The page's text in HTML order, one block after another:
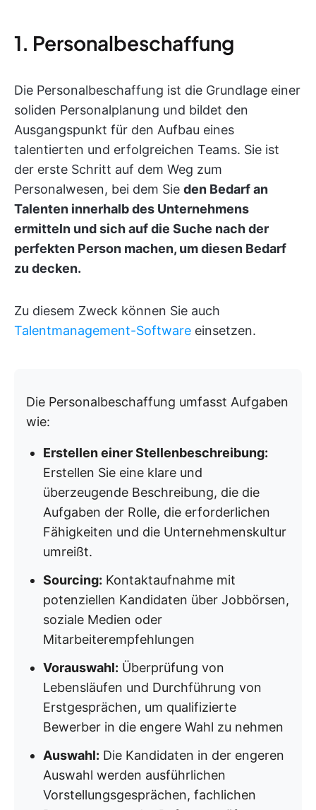
1. Personalbeschaffung
Die Personalbeschaffung ist die Grundlage einer
soliden Personalplanung und bildet den
Ausgangspunkt für den Aufbau eines
talentierten und erfolgreichen Teams. Sie ist
der erste Schritt auf dem Weg zum
Personalwesen, bei dem Sie den Bedarf an
Talenten innerhalb des Unternehmens
ermitteln und sich auf die Suche nach der
perfekten Person machen, um diesen Bedarf
zu decken.
Zu diesem Zweck können Sie auch
Talentmanagement-Software einsetzen.
Die Personalbeschaffung umfasst Aufgaben
wie:
Erstellen einer Stellenbeschreibung:
Erstellen Sie eine klare und
überzeugende Beschreibung, die die
Aufgaben der Rolle, die erforderlichen
Fähigkeiten und die Unternehmenskultur
umreißt.
Sourcing: Kontaktaufnahme mit
potenziellen Kandidaten über Jobbörsen,
soziale Medien oder
Mitarbeiterempfehlungen
Vorauswahl: Überprüfung von
Lebensläufen und Durchführung von
Erstgesprächen, um qualifizierte
Bewerber in die engere Wahl zu nehmen
Auswahl: Die Kandidaten in der engeren
Auswahl werden ausführlichen
Vorstellungsgesprächen, fachlichen